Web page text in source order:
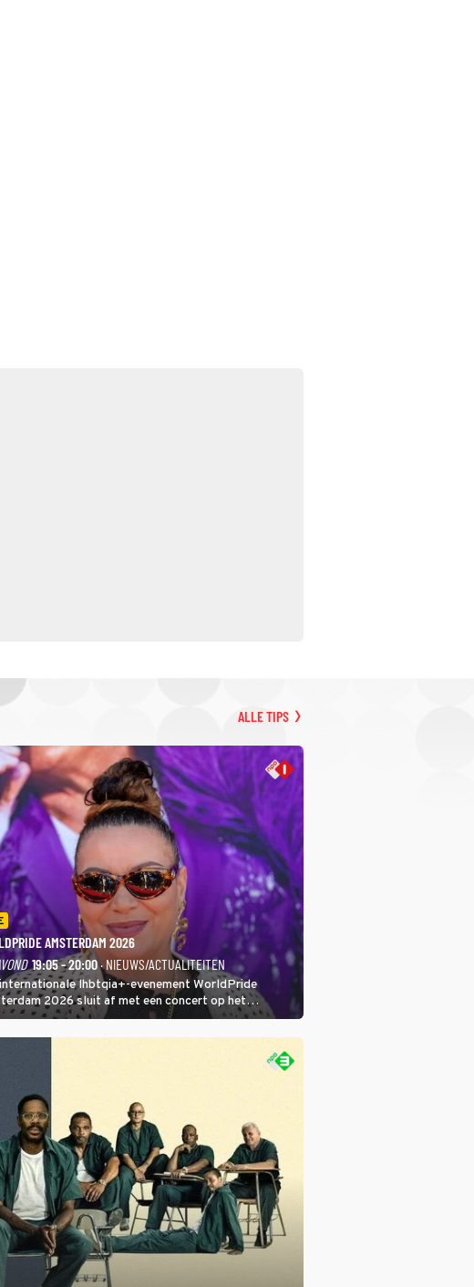
ALLE TIPS
AMSTERDAM 2026
19:05 - 20:00· NIEUWS/ACTUALITEITEN
lhbtqia+-evenement WorldPride
2026 sluit af met een concert op het
Museumplein. Anita Doth is een van de
artiesten. In de jaren 90 veroverde ze de